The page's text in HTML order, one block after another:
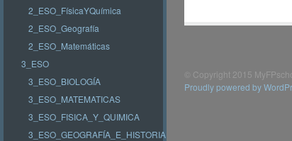
2_ESO_FísicaYQuímica
2_ESO_Geografía
2_ESO_Matemáticas
3_ESO
3_ESO_BIOLOGÍA
3_ESO_MATEMATICAS
3_ESO_FISICA_Y_QUIMICA
3_ESO_GEOGRAFÍA_E_HISTORIA
© Copyright 2015
Proudly powered by